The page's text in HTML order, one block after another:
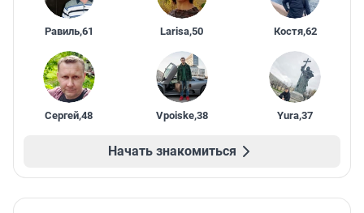
Равиль,61 Larisa,50 Костя,62
Сергей,48 Vpoiske,38 Yura,37
Начать знакомиться